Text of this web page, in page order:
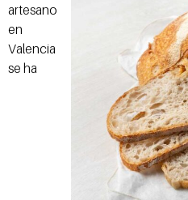
artesano
en
Valencia
se ha